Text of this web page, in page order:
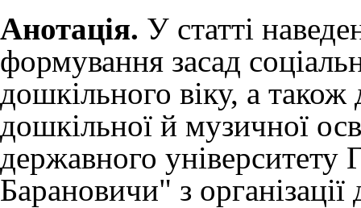
Анотація. У статті
формування засад
дошкільного віку, а
дошкільної й музичної
державного
Барановичи" з організації